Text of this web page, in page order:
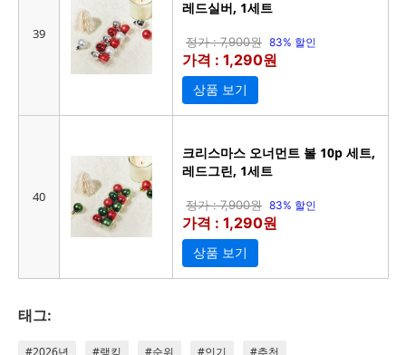
39
레드실버, 1세트
정가 : 7,900원 83% 할인
가격 : 1,290원
상품 보기
40
크리스마스 오너먼트 볼 10p 세트,
레드그린, 1세트
정가 : 7,900원 83% 할인
가격 : 1,290원
상품 보기
태그:
#2026년 #랭킹 #순위 #인기 #추천